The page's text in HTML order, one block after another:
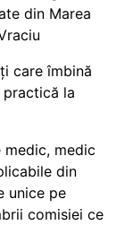
din Marea
care îmbină
la
medic, medic
din
unice pe
comisiei ce